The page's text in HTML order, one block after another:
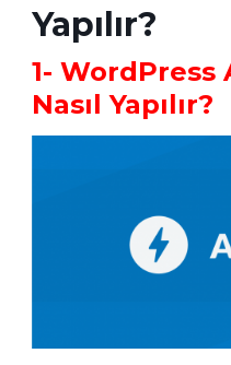
Yapılır?
1- WordPress
Nasıl Yapılır?